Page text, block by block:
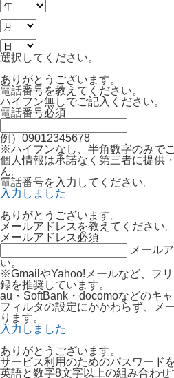
選択してください。
ありがとうございます。
電話番号を教えてください。
ハイフン無しでご記入ください。
電話番号必須
例）09012345678
※ハイフンなし、半角数字のみで
個人情報は承諾なく第三者に提供
ん。
電話番号を入力してください。
入力しました
ありがとうございます。
メールアドレスを教えてください。
メールアドレス必須
メール
い。
※GmailやYahoo!メールなど、フ
録を推奨しています。
au・SoftBank・docomoなどのキ
フィルタの設定にかかわらず、メ
ります。
入力しました
ありがとうございます。
サービス利用のためのパスワード
英語と数字8文字以上の組み合わせ